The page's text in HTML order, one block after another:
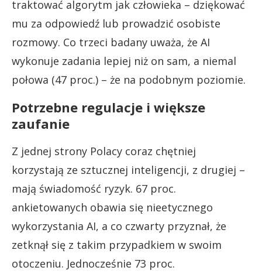
traktować algorytm jak człowieka – dziękować
mu za odpowiedź lub prowadzić osobiste
rozmowy. Co trzeci badany uważa, że AI
wykonuje zadania lepiej niż on sam, a niemal
połowa (47 proc.) – że na podobnym poziomie.
Potrzebne regulacje i większe
zaufanie
Z jednej strony Polacy coraz chętniej
korzystają ze sztucznej inteligencji, z drugiej –
mają świadomość ryzyk. 67 proc.
ankietowanych obawia się nieetycznego
wykorzystania AI, a co czwarty przyznał, że
zetknął się z takim przypadkiem w swoim
otoczeniu. Jednocześnie 73 proc.